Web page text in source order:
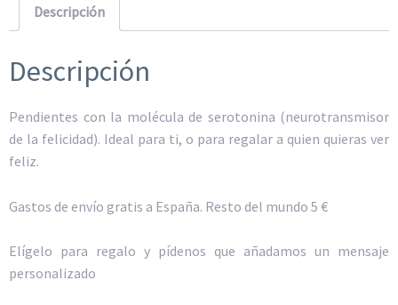
Descripción
Descripción
Pendientes con la molécula de serotonina (neurotransmisor
de la felicidad). Ideal para ti, o para regalar a quien quieras ver
feliz.
Gastos de envío gratis a España. Resto del mundo 5 €
Elígelo para regalo y pídenos que añadamos un mensaje
personalizado